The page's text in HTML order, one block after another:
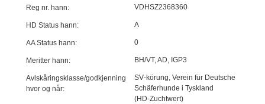
Reg nr. hann: VDHSZ2368360
HD Status hann: A
AA Status hann: 0
Meritter hann: BH/VT, AD, IGP3
Avlskåringsklasse/godkjenning
hvor og når:
SV‑körung, Verein für Deutsche
Schäferhunde i Tyskland
(HD‑Zuchtwert)